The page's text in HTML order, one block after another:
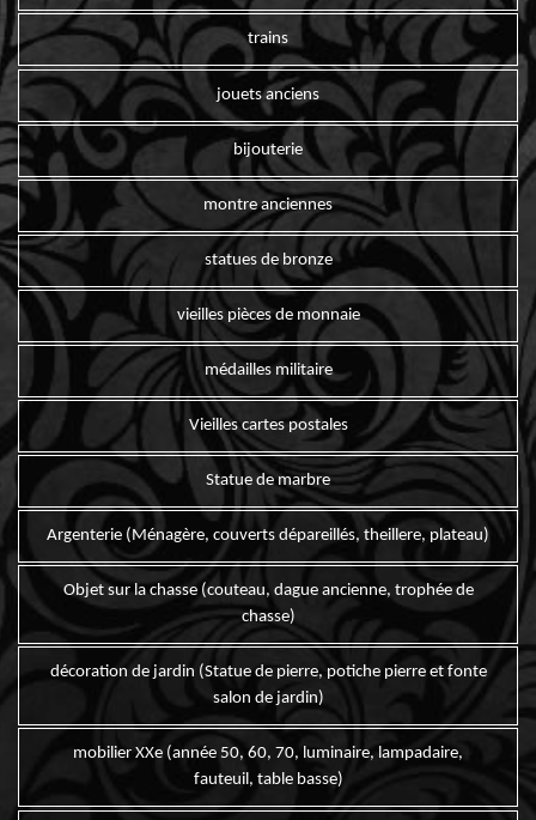
trains
jouets anciens
bijouterie
montre anciennes
statues de bronze
vieilles pièces de monnaie
médailles militaire
Vieilles cartes postales
Statue de marbre
Argenterie (Ménagère, couverts dépareillés, theillere, plateau)
Objet sur la chasse (couteau, dague ancienne, trophée de
chasse)
décoration de jardin (Statue de pierre, potiche pierre et fonte
salon de jardin)
mobilier XXe (année 50, 60, 70, luminaire, lampadaire,
fauteuil, table basse)